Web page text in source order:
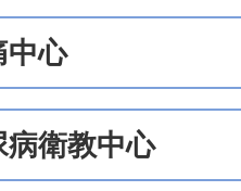
中心
病衛教中心